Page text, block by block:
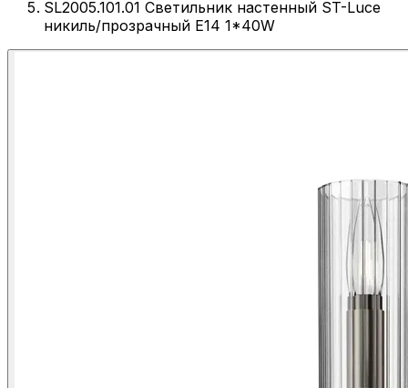
SL2005.101.01 Светильник настенный ST-Luce
никиль/прозрачный E14 1*40W